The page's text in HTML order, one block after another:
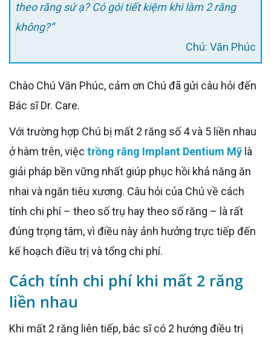
theo răng sứ ạ? Có gói tiết kiệm khi làm 2 răng
không?”
Chú: Văn Phúc
Chào Chú Văn Phúc, cảm ơn Chú đã gửi câu hỏi đến
Bác sĩ Dr. Care.
Với trường hợp Chú bị mất 2 răng số 4 và 5 liền nhau
ở hàm trên, việc trồng răng Implant Dentium Mỹ là
giải pháp bền vững nhất giúp phục hồi khả năng ăn
nhai và ngăn tiêu xương. Câu hỏi của Chú về cách
tính chi phí – theo số trụ hay theo số răng – là rất
đúng trọng tâm, vì điều này ảnh hưởng trực tiếp đến
kế hoạch điều trị và tổng chi phí.
Cách tính chi phí khi mất 2 răng
liền nhau
Khi mất 2 răng liên tiếp, bác sĩ có 2 hướng điều trị